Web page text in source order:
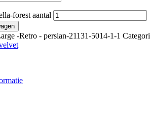
forest aantal
-Retro - persian-21131-5014-1-1